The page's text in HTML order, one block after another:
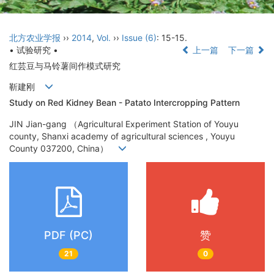
北方农业学报 ›› 2014, Vol. ›› Issue (6): 15-15.
• 试验研究 •
上一篇
下一篇
红芸豆与马铃薯间作模式研究
靳建刚
Study on Red Kidney Bean - Patato Intercropping Pattern
JIN Jian-gang （Agricultural Experiment Station of Youyu
county, Shanxi academy of agricultural sciences , Youyu
County 037200, China）
PDF (PC)
21
赞
0